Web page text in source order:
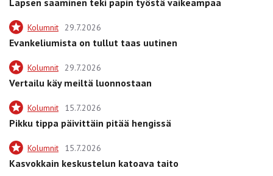
Lapsen saaminen teki papin työstä vaikeampaa
Kolumnit 29.7.2026
Evankeliumista on tullut taas uutinen
Kolumnit 29.7.2026
Vertailu käy meiltä luonnostaan
Kolumnit 15.7.2026
Pikku tippa päivittäin pitää hengissä
Kolumnit 15.7.2026
Kasvokkain keskustelun katoava taito